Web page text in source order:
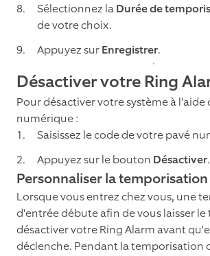
Sélectionnez laDurée de
de votre choix.
Appuyez surEnregistrer.
Désactiver votre Ring
Pour désactiver votre système à l'aide
numérique :
Saisissez le code de votre pavé
Appuyez sur le bouton Désactiver.
Personnaliser la
Lorsque vous entrez chez vous, une
d'entrée débute afin de vous laisser le
désactiver votre Ring Alarm avant
déclenche. Pendant la temporisation